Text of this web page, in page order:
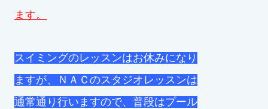
平日 9:00～22:00｜土祝 9:00～21:00
メールでお問い合わせ
ます。
スイミングのレッスンはお休みになり
ますが、ＮＡＣのスタジオレッスンは
通常通り行いますので、普段はプール